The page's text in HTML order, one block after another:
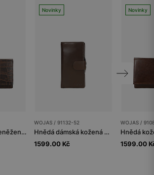
Hnědá dámská peněženka s krokodýlím vzorem
Novinky
WOJAS / 91132-52
Hnědá dámská kožená peněženka zapínaná na cvočkový uzávěr
1599.00 Kč
Novinky
WOJAS /
1599.00